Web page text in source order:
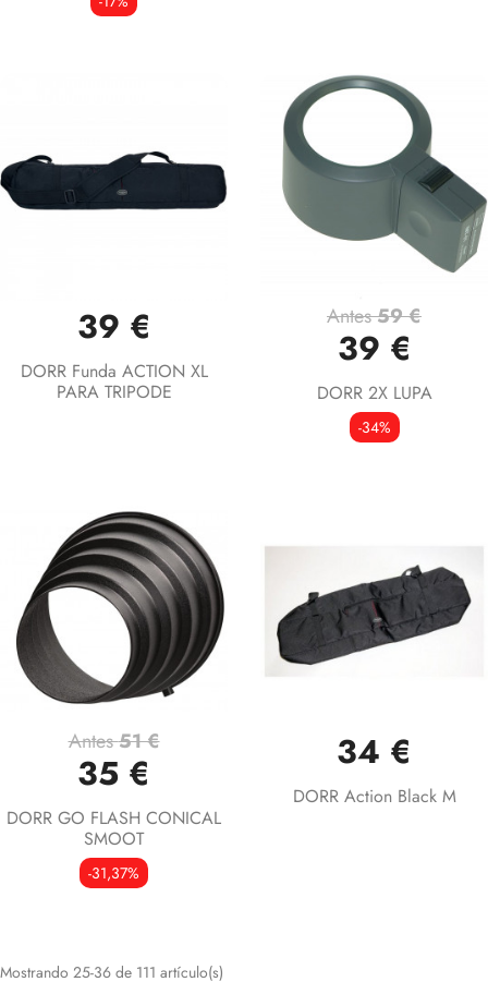
39 €
DORR Funda ACTION XL
PARA TRIPODE
Antes59 €
39 €
DORR 2X LUPA
-34%
Antes51 €
35 €
DORR GO FLASH CONICAL
SMOOT
-31,37%
34 €
DORR Action Black M
Mostrando 25-36 de 111 artículo(s)